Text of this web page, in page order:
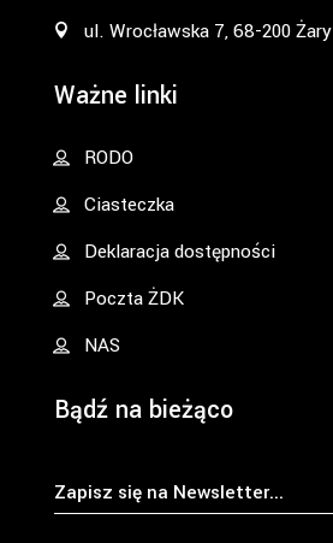
ul. Wrocławska 7, 68-200 Żary
Ważne linki
RODO
Ciasteczka
Deklaracja dostępności
Poczta ŻDK
NAS
Bądź na bieżąco